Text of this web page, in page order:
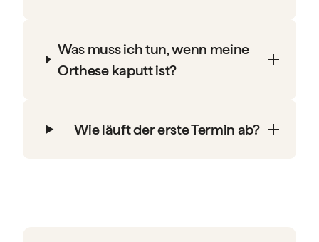
Was muss ich tun, wenn meine
Orthese kaputt ist?
Wie läuft der erste Termin ab?